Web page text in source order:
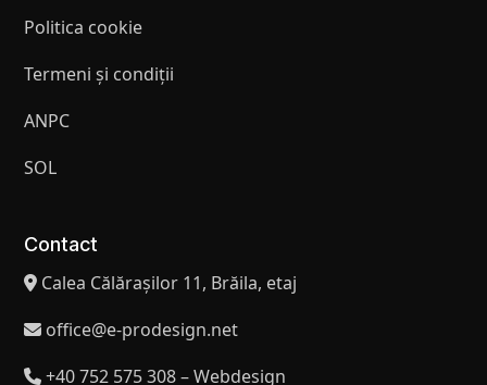
Politica cookie
Termeni și condiții
ANPC
SOL
Contact
Calea Călărașilor 11, Brăila, etaj
office@e-prodesign.net
+40 752 575 308 – Webdesign